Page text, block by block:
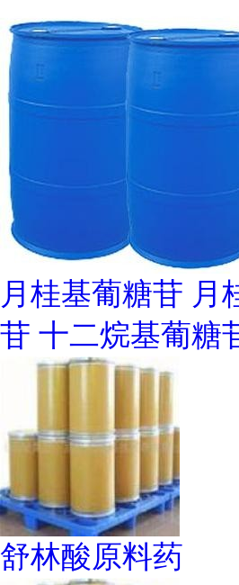
月桂基葡糖苷 月
苷 十二烷基葡糖
舒林酸原料药